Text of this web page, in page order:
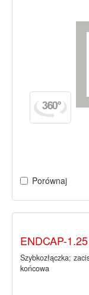
Porównaj
ENDCAP-1.25
Szybkozłączka;
końcowa